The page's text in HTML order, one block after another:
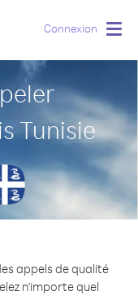
Connexion
Tunisie
appels de qualité
n'importe quel